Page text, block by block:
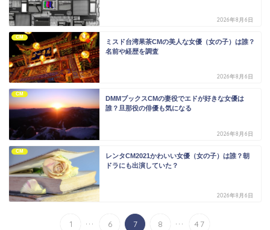
2026年8月6日
CM
ミスド台湾果茶CMの美人な女優（女の子）は誰？
名前や経歴を調査
2026年8月6日
CM
DMMブックスCMの妻役でエドが好きな女優は
誰？旦那役の俳優も気になる
2026年8月6日
CM
レンタCM2021かわいい女優（女の子）は誰？朝
ドラにも出演していた？
2026年8月6日
1 ... 6 7 8 ... 47